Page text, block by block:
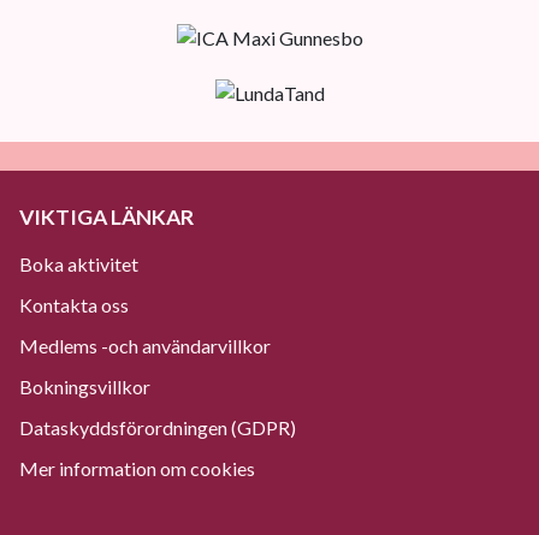
VIKTIGA LÄNKAR
Boka aktivitet
Kontakta oss
Medlems -och användarvillkor
Bokningsvillkor
Dataskyddsförordningen (GDPR)
Mer information om cookies